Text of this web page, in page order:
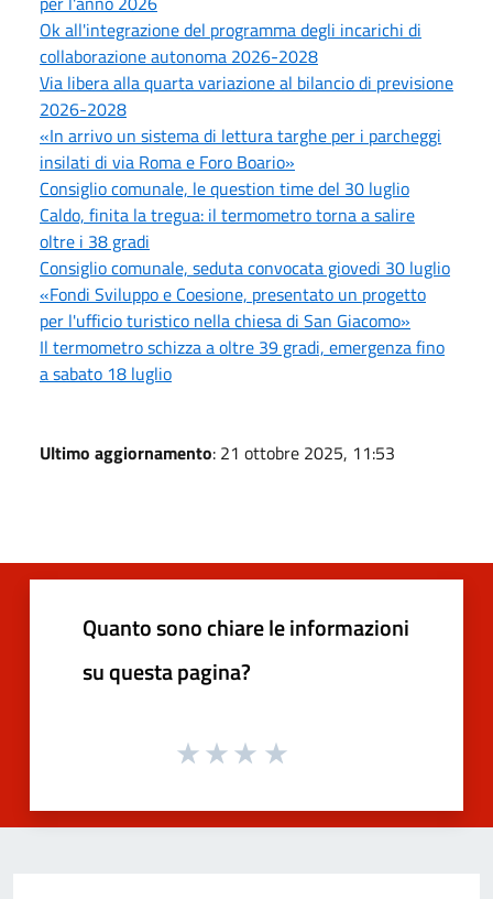
Ok all'integrazione del programma degli incarichi di
collaborazione autonoma 2026-2028
Via libera alla quarta variazione al bilancio di previsione
2026-2028
«In arrivo un sistema di lettura targhe per i parcheggi
insilati di via Roma e Foro Boario»
Consiglio comunale, le question time del 30 luglio
Caldo, finita la tregua: il termometro torna a salire
oltre i 38 gradi
Consiglio comunale, seduta convocata giovedi 30 luglio
«Fondi Sviluppo e Coesione, presentato un progetto
per l'ufficio turistico nella chiesa di San Giacomo»
Il termometro schizza a oltre 39 gradi, emergenza fino
a sabato 18 luglio
Ultimo aggiornamento: 21 ottobre 2025, 11:53
Quanto sono chiare le informazioni
su questa pagina?